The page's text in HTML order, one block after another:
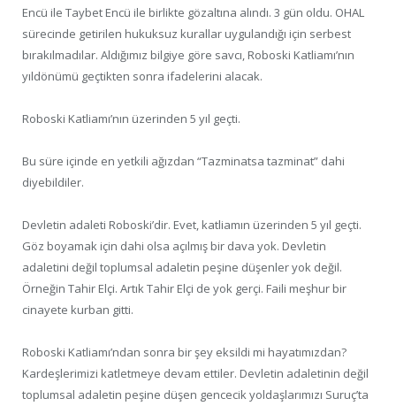
Encü ile Taybet Encü ile birlikte gözaltına alındı. 3 gün oldu. OHAL
sürecinde getirilen hukuksuz kurallar uygulandığı için serbest
bırakılmadılar. Aldığımız bilgiye göre savcı, Roboski Katliamı’nın
yıldönümü geçtikten sonra ifadelerini alacak.
Roboski Katliamı’nın üzerinden 5 yıl geçti.
Bu süre içinde en yetkili ağızdan “Tazminatsa tazminat” dahi
diyebildiler.
Devletin adaleti Roboski’dir. Evet, katliamın üzerinden 5 yıl geçti.
Göz boyamak için dahi olsa açılmış bir dava yok. Devletin
adaletini değil toplumsal adaletin peşine düşenler yok değil.
Örneğin Tahir Elçi. Artık Tahir Elçi de yok gerçi. Faili meşhur bir
cinayete kurban gitti.
Roboski Katliamı’ndan sonra bir şey eksildi mi hayatımızdan?
Kardeşlerimizi katletmeye devam ettiler. Devletin adaletinin değil
toplumsal adaletin peşine düşen gencecik yoldaşlarımızı Suruç’ta